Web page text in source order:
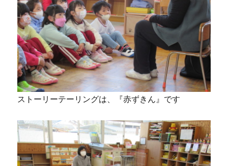
ストーリーテーリングは、『赤ずきん』です